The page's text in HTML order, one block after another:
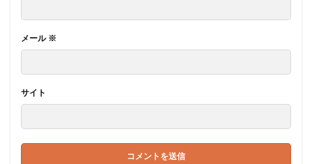
メール ※
サイト